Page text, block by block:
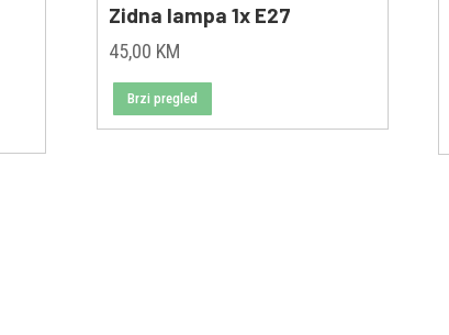
Zidna lampa 1x E27
45,00 KM
Brzi pregled